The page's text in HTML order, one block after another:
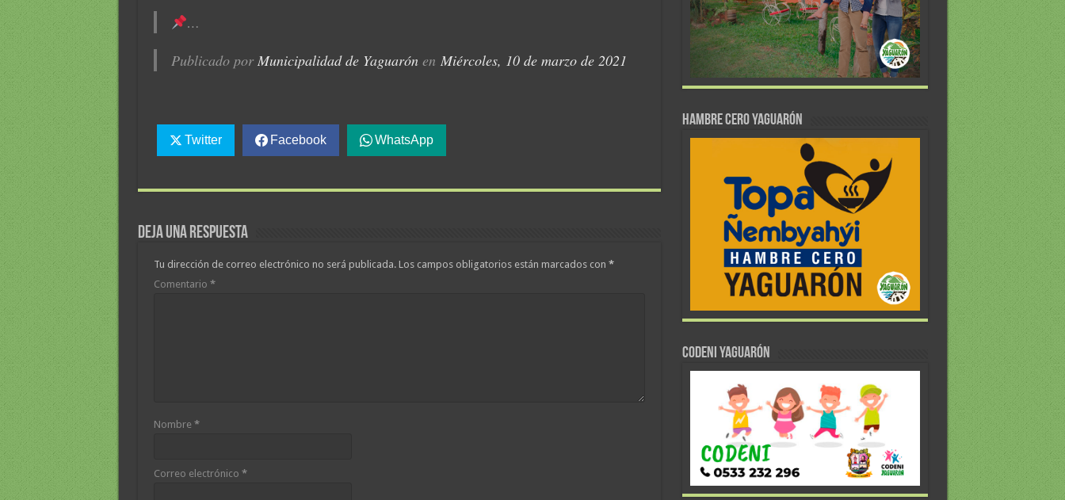
…
Publicado por Municipalidad de Yaguarónen Miércoles, 10 de marzo de 2021
Twitter Facebook WhatsApp
Deja una respuesta
Tu dirección de correo electrónico no será publicada. Los campos obligatorios están marcados con *
Comentario *
Nombre *
Correo electrónico *
Hambre Cero Yaguarón
CODENI YAGUARÓN